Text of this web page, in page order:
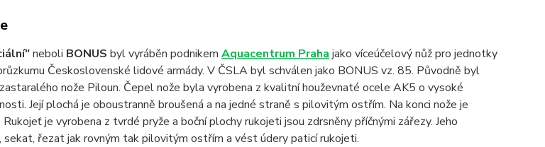
neboli BONUS byl vyráběn podnikem Aquacentrum Praha jako víceúčelový nůž pro jednotky
Československé lidové armády. V ČSLA byl schválen jako BONUS vz. 85. Původně byl
nože Piloun. Čepel nože byla vyrobena z kvalitní houževnaté ocele AK5 o vysoké
Její plochá je oboustranně broušená a na jedné straně s pilovitým ostřím. Na konci nože je
je vyrobena z tvrdé pryže a boční plochy rukojeti jsou zdrsněny příčnými zářezy. Jeho
sekat, řezat jak rovným tak pilovitým ostřím a vést údery paticí rukojeti.